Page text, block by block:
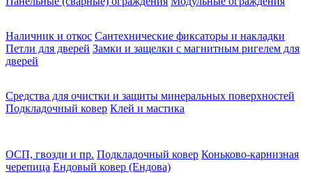
Наличник и откос Сантехнические фиксаторы и накладки
Петли для дверей Замки и защелки с магнитным ригелем для
дверей
Средства для очистки и защиты минеральных поверхностей
Подкладочный ковер Клей и мастика
ОСП, гвозди и пр. Подкладочный ковер Коньково-карнизная
черепица Ендовый ковер (Ендова)